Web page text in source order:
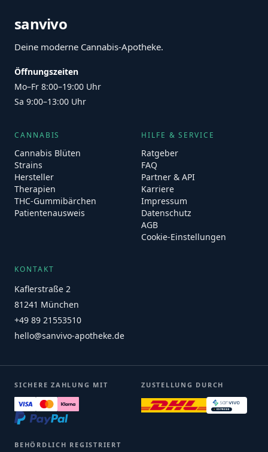
sanvivo
Deine moderne Cannabis-Apotheke.
Öffnungszeiten
Mo–Fr 8:00–19:00 Uhr
Sa 9:00–13:00 Uhr
CANNABIS
Cannabis Blüten
Strains
Hersteller
Therapien
THC-Gummibärchen
Patientenausweis
HILFE & SERVICE
Ratgeber
FAQ
Partner & API
Karriere
Impressum
Datenschutz
AGB
Cookie-Einstellungen
KONTAKT
Kaflerstraße 2
81241 München
+49 89 21553510
hello@sanvivo-apotheke.de
SICHERE ZAHLUNG MIT ZUSTELLUNG DURCH
BEHÖRDLICH REGISTRIERT